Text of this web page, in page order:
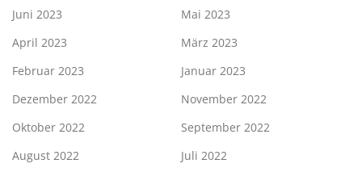
Juni 2023
Mai 2023
April 2023
März 2023
Februar 2023
Januar 2023
Dezember 2022
November 2022
Oktober 2022
September 2022
August 2022
Juli 2022